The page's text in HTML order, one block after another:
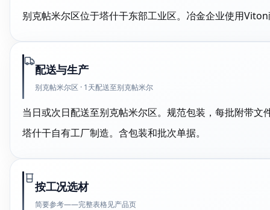
别克帖米尔区位于塔什干东部工业区。冶金企业使用
配送与生产
别克帖米尔区 · 1天配送至别克帖米尔
当日或次日配送至别克帖米尔区。规范包装，每批附带文
塔什干自有工厂制造。含包装和批次单据。
按工况选材
简要参考——完整表格见产品页